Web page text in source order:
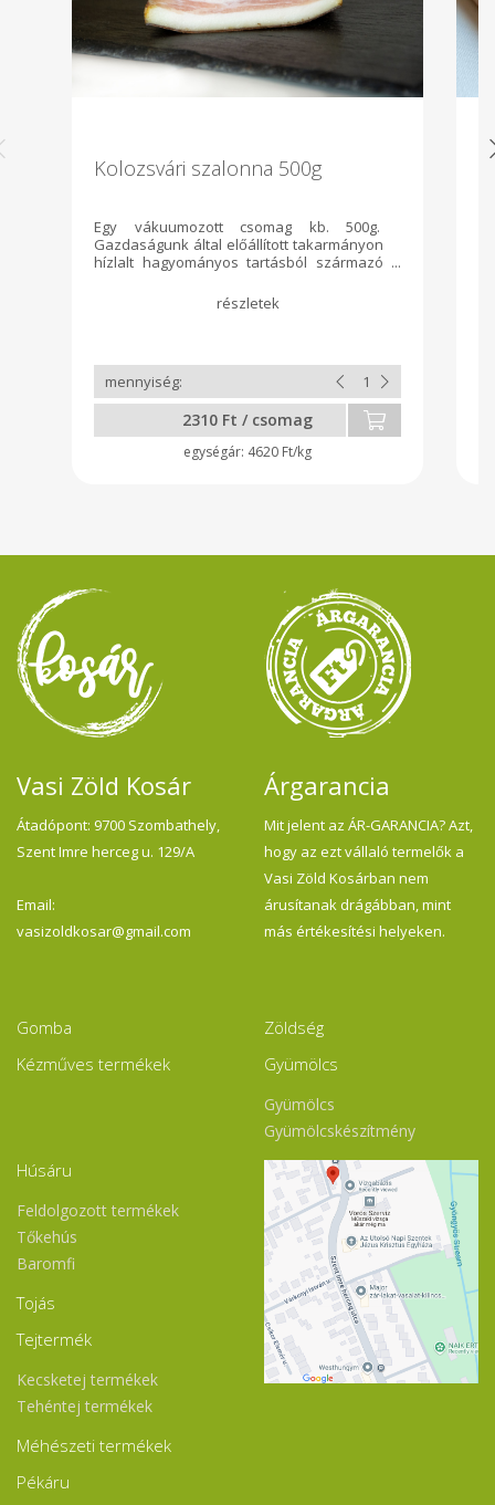
Kolozsvári szalonna 500g
Egy vákuumozott csomag kb. 500g.
Gazdaságunk által előállított takarmányon
hízlalt hagyományos tartásból származó
termék. A sózás, pácolás során nem
alkalmazunk gyorsító módszereket,
2310 Ft / csomag
4620 Ft/kg
Vasi Zöld Kosár
Átadópont: 9700 Szombathely,
Szent Imre herceg u. 129/A
Email:
vasizoldkosar@gmail.com
Árgarancia
Mit jelent az ÁR-GARANCIA? Azt,
hogy az ezt vállaló termelők a
Vasi Zöld Kosárban nem
árusítanak drágábban, mint
más értékesítési helyeken.
Gomba
Kézműves termékek
Zöldség
Gyümölcs
Gyümölcs
Gyümölcskészítmény
Húsáru
Feldolgozott termékek
Tőkehús
Baromfi
Tojás
Tejtermék
Kecsketej termékek
Tehéntej termékek
Méhészeti termékek
Pékáru